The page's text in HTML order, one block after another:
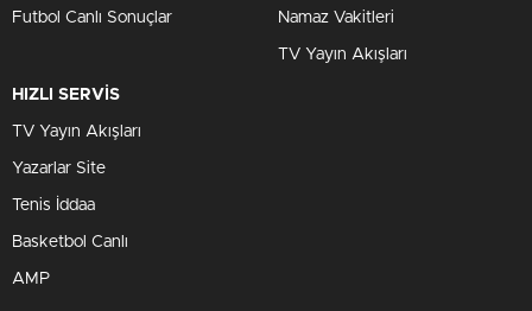
Futbol Canlı Sonuçlar Namaz Vakitleri
TV Yayın Akışları
HIZLI SERVİS
TV Yayın Akışları
Yazarlar Site
Tenis İddaa
Basketbol Canlı
AMP